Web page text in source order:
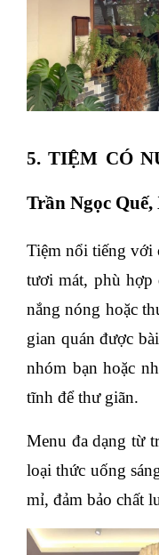
5. TIỆM CÓ
Trần Ngọc
Tiệm nổi tiếng với
tươi mát, phù hợp
nắng nóng hoặc
gian quán được
nhóm bạn hoặc
tĩnh để thư giãn.
Menu đa dạng từ
loại thức uống
mỉ, đảm bảo chất